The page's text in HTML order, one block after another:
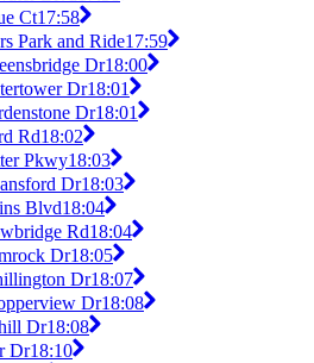
Ct17:58
Park and Ride17:59
Dr18:00
Dr18:01
Dr18:01
Rd18:02
Pkwy18:03
Dr18:03
Blvd18:04
Rd18:04
Dr18:05
Dr18:07
Dr18:08
Dr18:08
Dr18:10